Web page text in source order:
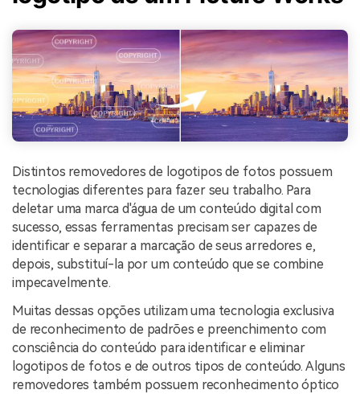
Distintos removedores de logotipos de fotos possuem
tecnologias diferentes para fazer seu trabalho. Para
deletar uma marca d'água de um conteúdo digital com
sucesso, essas ferramentas precisam ser capazes de
identificar e separar a marcação de seus arredores e,
depois, substituí-la por um conteúdo que se combine
impecavelmente.
Muitas dessas opções utilizam uma tecnologia exclusiva
de reconhecimento de padrões e preenchimento com
consciência do conteúdo para identificar e eliminar
logotipos de fotos e de outros tipos de conteúdo. Alguns
removedores também possuem reconhecimento óptico